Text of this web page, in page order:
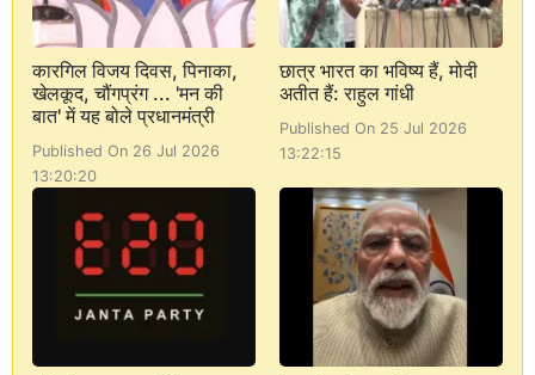
कारगिल विजय दिवस, पिनाका,
खेलकूद, चौंगप्रंग ... 'मन की
बात' में यह बोले प्रधानमंत्री
Published On 26 Jul 2026
13:20:20
छात्र भारत का भविष्य हैं, मोदी
अतीत हैं: राहुल गांधी
Published On 25 Jul 2026
13:22:15